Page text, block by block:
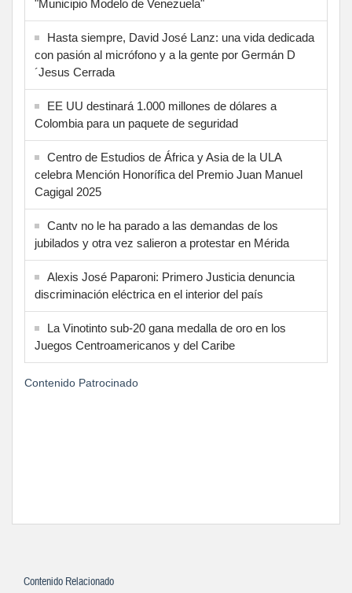
"Municipio Modelo de Venezuela"
Hasta siempre, David José Lanz: una vida dedicada
con pasión al micrófono y a la gente por Germán D
´Jesus Cerrada
EE UU destinará 1.000 millones de dólares a
Colombia para un paquete de seguridad
Centro de Estudios de África y Asia de la ULA
celebra Mención Honorífica del Premio Juan Manuel
Cagigal 2025
Cantv no le ha parado a las demandas de los
jubilados y otra vez salieron a protestar en Mérida
Alexis José Paparoni: Primero Justicia denuncia
discriminación eléctrica en el interior del país
La Vinotinto sub-20 gana medalla de oro en los
Juegos Centroamericanos y del Caribe
Contenido Patrocinado
Contenido Relacionado